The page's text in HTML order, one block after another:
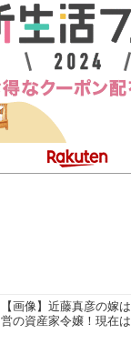
【画像】近藤真彦の嫁
営の資産家令嬢！現在